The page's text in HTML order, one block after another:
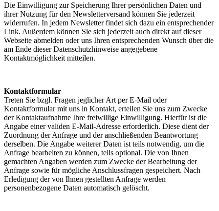
Die Einwilligung zur Speicherung Ihrer persönlichen Daten und
ihrer Nutzung für den Newsletterversand können Sie jederzeit
widerrufen. In jedem Newsletter findet sich dazu ein entsprechender
Link. Außerdem können Sie sich jederzeit auch direkt auf dieser
Webseite abmelden oder uns Ihren entsprechenden Wunsch über die
am Ende dieser Datenschutzhinweise angegebene
Kontaktmöglichkeit mitteilen.
Kontaktformular
Treten Sie bzgl. Fragen jeglicher Art per E-Mail oder
Kontaktformular mit uns in Kontakt, erteilen Sie uns zum Zwecke
der Kontaktaufnahme Ihre freiwillige Einwilligung. Hierfür ist die
Angabe einer validen E-Mail-Adresse erforderlich. Diese dient der
Zuordnung der Anfrage und der anschließenden Beantwortung
derselben. Die Angabe weiterer Daten ist teils notwendig, um die
Anfrage bearbeiten zu können, teils optional. Die von Ihnen
gemachten Angaben werden zum Zwecke der Bearbeitung der
Anfrage sowie für mögliche Anschlussfragen gespeichert. Nach
Erledigung der von Ihnen gestellten Anfrage werden
personenbezogene Daten automatisch gelöscht.